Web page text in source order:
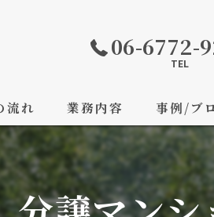
06-6772-
TEL
流れ 業務内容 事例/ブ